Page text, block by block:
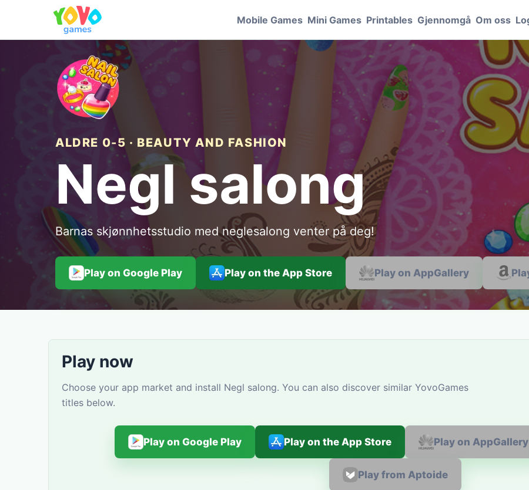
Mobile Games Mini Games Printables Gjennomgå Om oss
ALDRE 0-5 · BEAUTY AND FASHION
Negl salong
Barnas skjønnhetsstudio med neglesalong venter på deg!
Play on Google Play Play on the App Store Play on AppGallery
Play now
Choose your app market and install Negl salong. You can also discover similar YovoGames
titles below.
Play on Google Play Play on the App Store Play on AppGallery
Play from Aptoide